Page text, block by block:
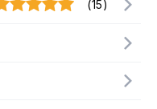
(15)